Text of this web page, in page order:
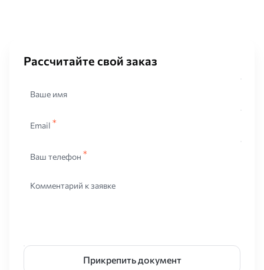
Рассчитайте свой заказ
Ваше имя
Email
Ваш телефон
Комментарий к заявке
Прикрепить документ